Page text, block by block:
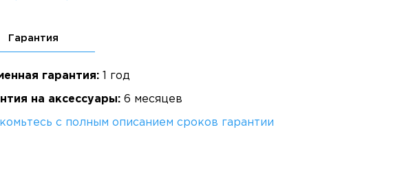
Гарантия
гарантия:1 год
на аксессуары:6 месяцев
с полным описанием сроков гарантии